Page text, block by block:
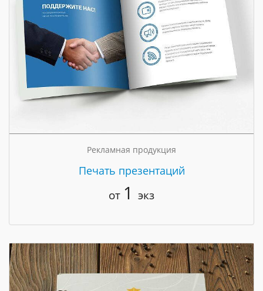
Рекламная продукция
Печать презентаций
от 1 экз